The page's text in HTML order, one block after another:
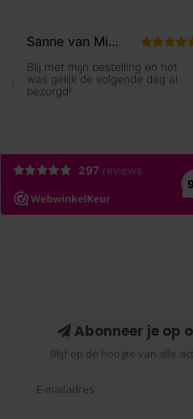
Abonneer je op
Blijf op de hoogte van alle